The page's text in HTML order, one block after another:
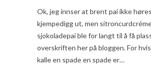
Ok, jeg innser at brent pai ikke høres
kjempedigg ut, men
sjokoladepai ble for langt til å få
overskriften her på bloggen. For
kalle en spade en spade er…